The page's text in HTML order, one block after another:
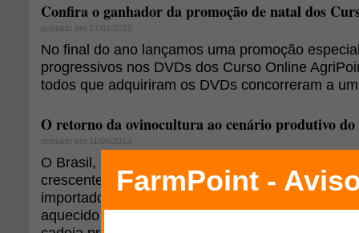
Confira o ganhador da promoção de natal dos
postado em 21/01/2015
No final do ano lançamos uma promoção
progressivos nos DVDs dos Curso Online
todos que adquiriram os DVDs concorreram a
O retorno da ovinocultura ao cenário produtivo
postado em 11/06/2013
O Brasil, com destaque ao estado do Rio
crescente mercado internacional de carne ovina,
importador. O que demonstra a existência de um
aquecido e oportunidades para os produtores